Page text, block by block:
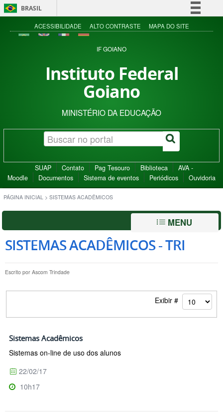
BRASIL
Simplifique!
Acesso à informação
ACESSIBILIDADE ALTO CONTRASTE MAPA DO SITE
IF GOIANO
Instituto Federal
Goiano
MINISTÉRIO DA EDUCAÇÃO
SUAP Contato Pag Tesouro Biblioteca
AVA -
Moodle
Documentos Sistema de eventos Periódicos Ouvidoria
PÁGINA INICIAL > SISTEMAS ACADÊMICOS
MENU
SISTEMAS ACADÊMICOS - TRI
Escrito por Ascom Trindade
Exibir #
Sistemas Acadêmicos
Sistemas on-line de uso dos alunos
22/02/17
10h17